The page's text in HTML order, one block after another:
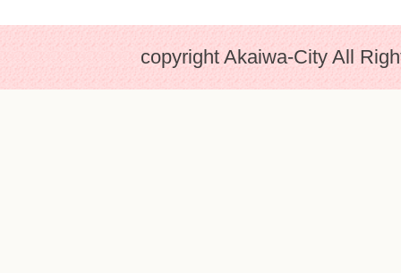
copyright Akaiwa-City All